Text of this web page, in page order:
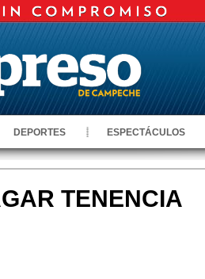
DEPORTES ESPECTÁCULOS
TENENCIA